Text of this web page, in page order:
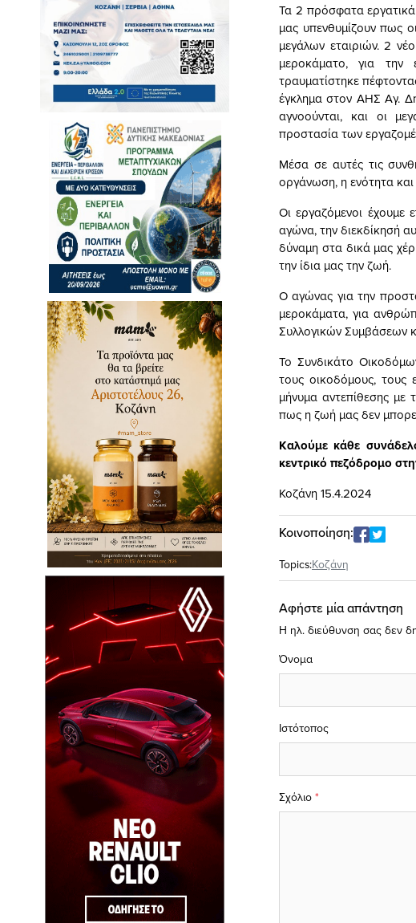
Τα 2 πρόσφατα εργατικά
μας υπενθυμίζουν πως
μεγάλων εταιριών. 2
μεροκάματο, για την
τραυματίστηκε
έγκλημα στον ΑΗΣ Αγ.
αγνοούνται, και οι
προστασία των
Μέσα σε αυτές τις
οργάνωση, η ενότητα
Οι εργαζόμενοι έχουμε
αγώνα, την διεκδίκησή
δύναμη στα δικά μας
την ίδια μας την ζωή.
Ο αγώνας για την
μεροκάματα, για
Συλλογικών Συμβάσεων
Το Συνδικάτο
τους οικοδόμους, τους
μήνυμα αντεπίθεσης με
πως η ζωή μας δεν
Καλούμε κάθε
κεντρικό πεζόδρομο
Κοζάνη 15.4.2024
Κοινοποίηση:
Topics:Κοζάνη
Αφήστε μία απάντηση
Η ηλ. διεύθυνση σας δεν
Σχόλιο *
Όνομα
Ιστότοπος